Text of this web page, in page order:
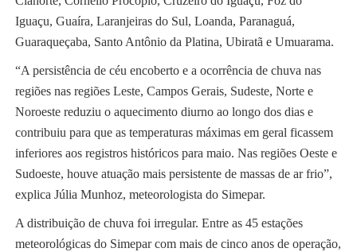
Iguaçu, Guaíra, Laranjeiras do Sul, Loanda, Paranaguá,
Guaraqueçaba, Santo Antônio da Platina, Ubiratã e Umuarama.
“A persistência de céu encoberto e a ocorrência de chuva nas
regiões nas regiões Leste, Campos Gerais, Sudeste, Norte e
Noroeste reduziu o aquecimento diurno ao longo dos dias e
contribuiu para que as temperaturas máximas em geral ficassem
inferiores aos registros históricos para maio. Nas regiões Oeste e
Sudoeste, houve atuação mais persistente de massas de ar frio”,
explica Júlia Munhoz, meteorologista do Simepar.
A distribuição de chuva foi irregular. Entre as 45 estações
meteorológicas do Simepar com mais de cinco anos de operação,